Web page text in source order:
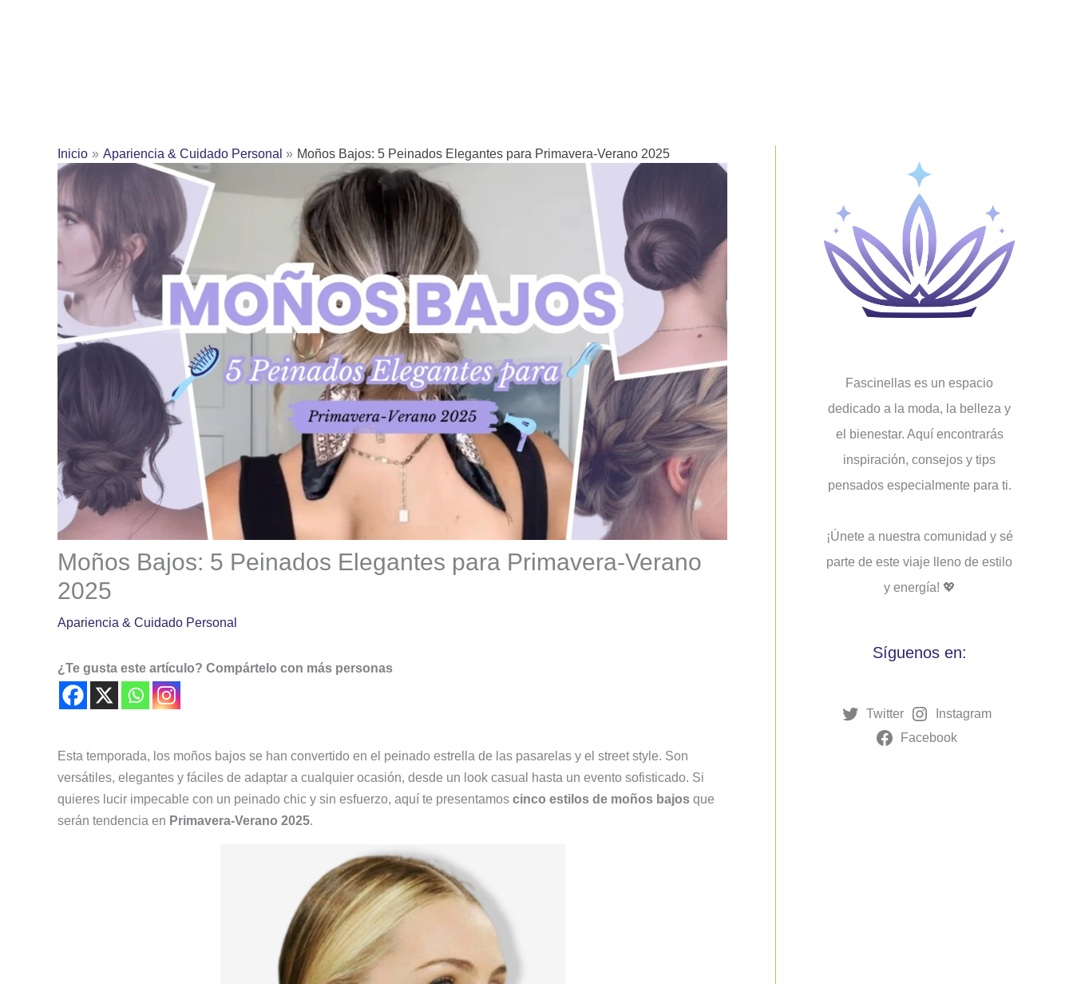
Inicio Apariencia & Cuidado Personal Moños Bajos: 5 Peinados Elegantes para Primavera-Verano 2025
Moños Bajos: 5 Peinados Elegantes para Primavera-Verano
2025
Apariencia & Cuidado Personal
¿Te gusta este artículo? Compártelo con más personas
Esta temporada, los moños bajos se han convertido en el peinado estrella de las pasarelas y el street style. Son
versátiles, elegantes y fáciles de adaptar a cualquier ocasión, desde un look casual hasta un evento sofisticado. Si
quieres lucir impecable con un peinado chic y sin esfuerzo, aquí te presentamos cinco estilos de moños bajos que
serán tendencia en Primavera-Verano 2025.
Fascinellas es un espacio
dedicado a la moda, la belleza y
el bienestar. Aquí encontrarás
inspiración, consejos y tips
pensados ​​especialmente para ti.
¡Únete a nuestra comunidad y sé
parte de este viaje lleno de estilo
y energía! 💖
Síguenos en:
Twitter
Instagram
Facebook